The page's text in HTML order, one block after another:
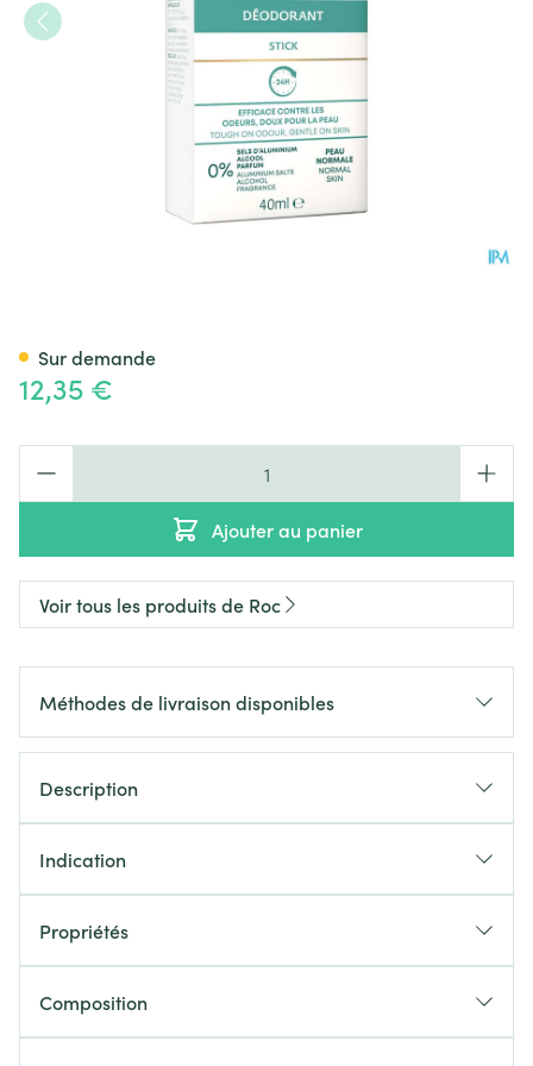
12,35 €
Ajouter au panier
Sur demande
Voir tous les produits de Roc
Méthodes de livraison disponibles
Description
Indication
Propriétés
Composition